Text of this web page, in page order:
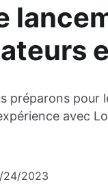
préparons pour
avec
24/2023